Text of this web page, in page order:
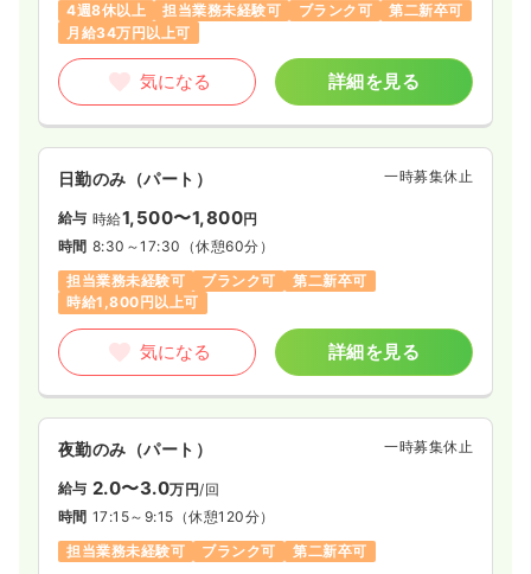
4週8休以上
担当業務未経験可 ブランク可
第二新卒可
月給34万円以上可
気になる 詳細を見る
日勤のみ（パート） 一時募集休止
給与 時給1,500〜1,800円
時間 8:30～17:30 （休憩60分）
担当業務未経験可
ブランク可
第二新卒可
時給1,800円以上可
気になる 詳細を見る
夜勤のみ（パート） 一時募集休止
給与 2.0〜3.0万円/回
時間 17:15～9:15 （休憩120分）
担当業務未経験可
ブランク可 第二新卒可